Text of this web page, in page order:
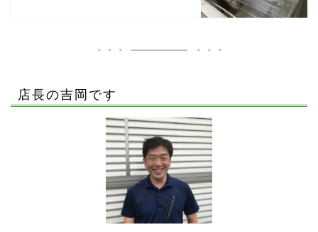
店長の吉岡です